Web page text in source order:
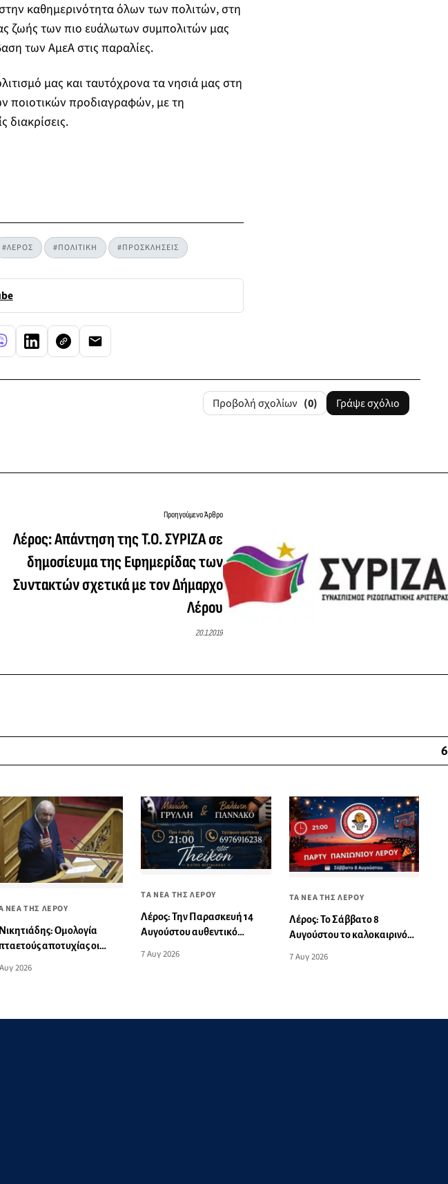
καθημερινότητα όλων των πολιτών, στη
ζωής των πιο ευάλωτων συμπολιτών μας
των ΑμεΑ στις παραλίες.
μας και ταυτόχρονα τα νησιά μας στη
ποιοτικών προδιαγραφών, με τη
#ΛΕΡΟΣ #ΠΟΛΙΤΙΚΗ #ΠΡΟΣΚΛΗΣΕΙΣ
Προβολή σχολίων (0) Γράψε σχόλιο
Προηγούμενο Άρθρο
Λέρος: Απάντηση της Τ.Ο. ΣΥΡΙΖΑ σε
δημοσίευμα της Εφημερίδας των
Συντακτών σχετικά με τον Δήμαρχο
Λέρου
20.1.2019
6
ΝΕΑ ΤΗΣ ΛΕΡΟΥ
Ομολογία
αποτυχίας οι
Βιομηχανία
2026
ΤΑ ΝΕΑ ΤΗΣ ΛΕΡΟΥ
Λέρος: Την Παρασκευή 14
Αυγούστου αυθεντικό
Bistro Restaurant!
7 Αυγ 2026
ΤΑ ΝΕΑ ΤΗΣ ΛΕΡΟΥ
Λέρος: Το Σάββατο 8
Αυγούστου το καλοκαιρινό
7 Αυγ 2026